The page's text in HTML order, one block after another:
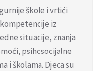
škole i vrtići
iz
situacije, znanja
psihosocijalne
i školama. Djeca su